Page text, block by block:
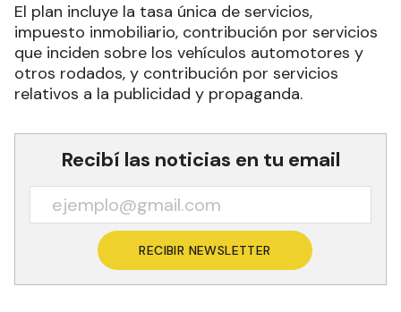
El plan incluye la tasa única de servicios,
impuesto inmobiliario, contribución por servicios
que inciden sobre los vehículos automotores y
otros rodados, y contribución por servicios
relativos a la publicidad y propaganda.
Recibí las noticias en tu email
RECIBIR NEWSLETTER